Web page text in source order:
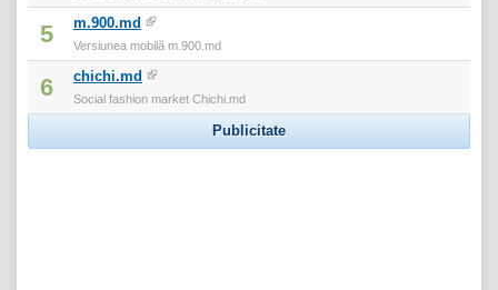
5 m.900.md
Versiunea mobilă m.900.md
6 chichi.md
Social fashion market Chichi.md
Publicitate